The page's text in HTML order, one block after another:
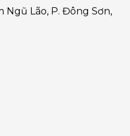
Ngũ Lão, P. Đông Sơn,